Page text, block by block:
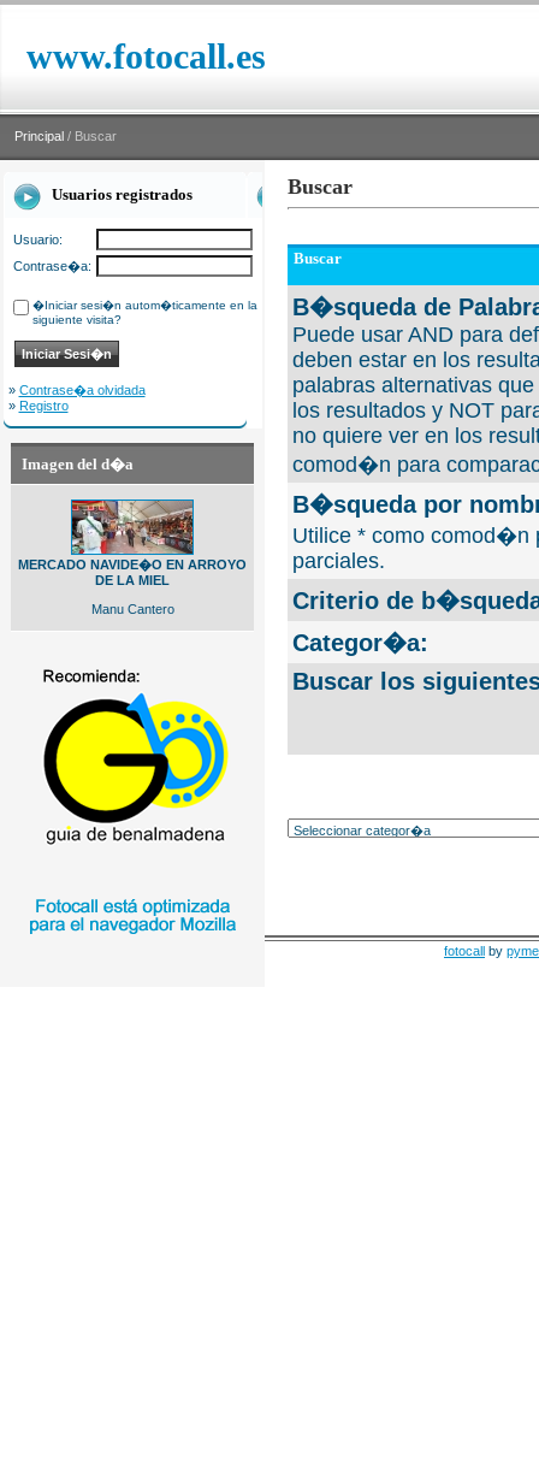
www.fotocall.es
Principal / Buscar
Usuarios registrados
Usuario:
Contrase�a:
�Iniciar sesi�n autom�ticamente en la
siguiente visita?
» Contrase�a olvidada
» Registro
Imagen del d�a
MERCADO NAVIDE�O EN ARROYO
DE LA MIEL
Manu Cantero
Buscar
Buscar
B�squeda de
Puede usar AND para
deben estar en los
palabras alternativas
los resultados y NOT
no quiere ver en los
comod�n para
B�squeda por
Utilice * como comod�n
parciales.
Criterio de
Categor�a:
Buscar los
fotocall by